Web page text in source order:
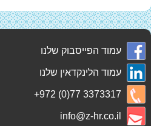
עמוד הפייסבוק שלנו
עמוד הלינקדאין שלנו
+972 (0)77 3373317
info@z-hr.co.il